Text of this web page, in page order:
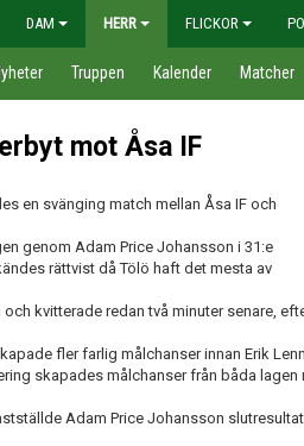
DAM HERR FLICKOR
Truppen Kalender Matcher
mot Åsa IF
en svänging match mellan Åsa IF och
genom Adam Price Johansson i 31:e
rättvist då Tölö haft det mesta av
och kvitterade redan två minuter senare,
fler farlig målchanser innan Erik
skapades målchanser från båda
Adam Price Johansson